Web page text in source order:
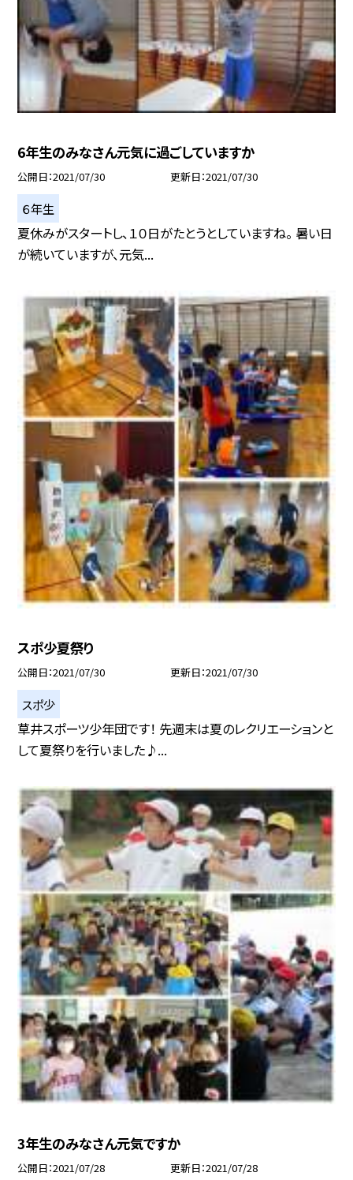
6年生のみなさん元気に過ごしていますか
公開日 2021/07/30 更新日 2021/07/30
６年生
夏休みがスタートし、１０日がたとうとしていますね。 暑い日
が続いていますが、元気...
スポ少夏祭り
公開日 2021/07/30 更新日 2021/07/30
スポ少
草井スポーツ少年団です！ 先週末は夏のレクリエーションと
して夏祭りを行いました♪...
3年生のみなさん元気ですか
公開日 2021/07/28 更新日 2021/07/28